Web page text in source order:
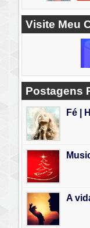
Visite Meu
Postagens
Fé |
A